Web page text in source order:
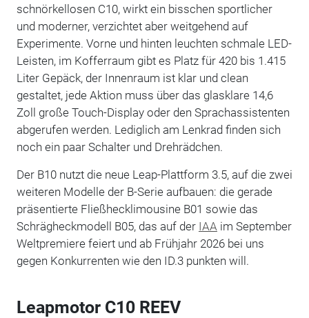
schnörkellosen C10, wirkt ein bisschen sportlicher
und moderner, verzichtet aber weitgehend auf
Experimente. Vorne und hinten leuchten schmale LED-
Leisten, im Kofferraum gibt es Platz für 420 bis 1.415
Liter Gepäck, der Innenraum ist klar und clean
gestaltet, jede Aktion muss über das glasklare 14,6
Zoll große Touch-Display oder den Sprachassistenten
abgerufen werden. Lediglich am Lenkrad finden sich
noch ein paar Schalter und Drehrädchen.
Der B10 nutzt die neue Leap-Plattform 3.5, auf die zwei
weiteren Modelle der B-Serie aufbauen: die gerade
präsentierte Fließhecklimousine B01 sowie das
Schrägheckmodell B05, das auf der IAA im September
Weltpremiere feiert und ab Frühjahr 2026 bei uns
gegen Konkurrenten wie den ID.3 punkten will.
Leapmotor C10 REEV